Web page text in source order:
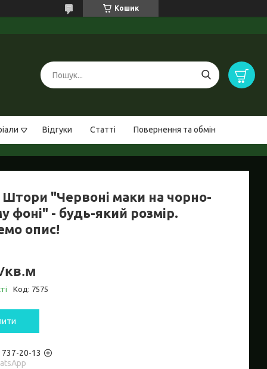
Кошик
Відгуки Статті Повернення та обмін
"Червоні маки на чорно-
фоні" - будь-який розмір.
опис!
кв.м
Код: 7575
737-20-13